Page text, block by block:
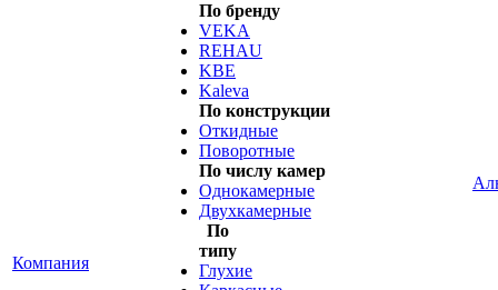
Компания
По бренду
VEKA
REHAU
KBE
Kaleva
По конструкции
Откидные
Поворотные
По числу камер
Однокамерные
Двухкамерные
По
типу
Глухие